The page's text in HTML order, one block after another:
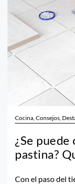
Cocina, Consejos,
¿Se
pastina?
Con el paso del